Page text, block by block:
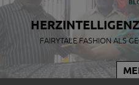
PRÜFKRITERIEN
GREEN EVENT
ORGANISATIONEN
FAIRYTALE FASHION ALS